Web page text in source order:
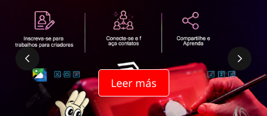
Leer más